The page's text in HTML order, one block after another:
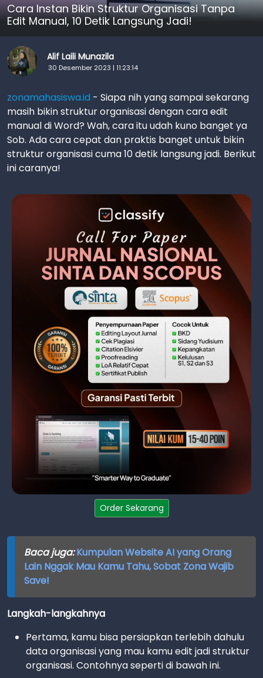
Cara Instan Bikin Struktur Organisasi Tanpa
Edit Manual, 10 Detik Langsung Jadi!
Alif Laili Munazila
30 Desember 2023 | 11:23:14
zonamahasiswa.id - Siapa nih yang sampai sekarang
masih bikin struktur organisasi dengan cara edit
manual di Word? Wah, cara itu udah kuno banget ya
Sob. Ada cara cepat dan praktis banget untuk bikin
struktur organisasi cuma 10 detik langsung jadi. Berikut
ini caranya!
Order Sekarang
Baca juga:Kumpulan Website AI yang Orang
Lain Nggak Mau Kamu Tahu, Sobat Zona Wajib
Save!
Langkah-langkahnya
Pertama, kamu bisa persiapkan terlebih dahulu
data organisasi yang mau kamu edit jadi struktur
organisasi. Contohnya seperti di bawah ini.